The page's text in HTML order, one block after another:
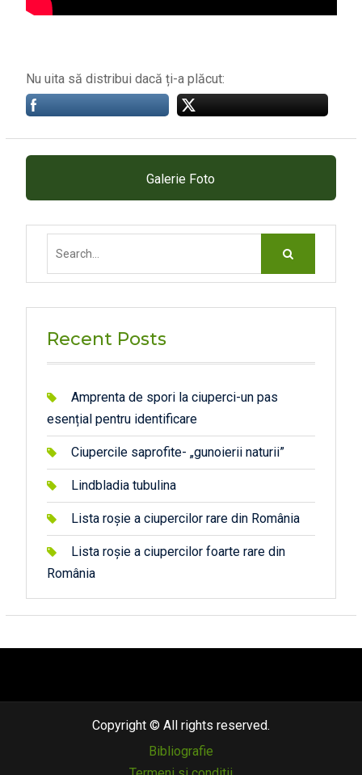
Nu uita să distribui dacă ți-a plăcut:
Galerie Foto
Recent Posts
Amprenta de spori la ciuperci-un pas
esențial pentru identificare
Ciupercile saprofite- „gunoierii naturii”
Lindbladia tubulina
Lista roșie a ciupercilor rare din România
Lista roșie a ciupercilor foarte rare din
România
Copyright © All rights reserved.
Bibliografie